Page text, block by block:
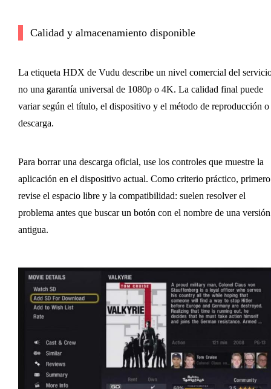
Calidad y almacenamiento disponible
La etiqueta HDX de Vudu describe un nivel comercial del
no una garantía universal de 1080p o 4K. La calidad final puede
variar según el título, el dispositivo y el método de reproducción o
descarga.
Para borrar una descarga oficial, use los controles que muestre la
aplicación en el dispositivo actual. Como criterio práctico, primero
revise el espacio libre y la compatibilidad: suelen resolver el
problema antes que buscar un botón con el nombre de una versión
antigua.